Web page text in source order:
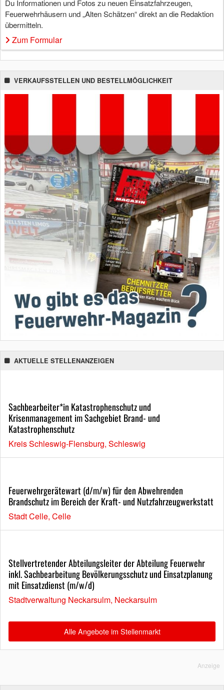
Du Informationen und Fotos zu neuen Einsatzfahrzeugen,
Feuerwehrhäusern und „Alten Schätzen“ direkt an die Redaktion
übermitteln.
Zum Formular
VERKAUFSSTELLEN UND BESTELLMÖGLICHKEIT
AKTUELLE STELLENANZEIGEN
Sachbearbeiter*in Katastrophenschutz und
Krisenmanagement im Sachgebiet Brand- und
Katastrophenschutz
Kreis Schleswig-Flensburg, Schleswig
Feuerwehrgerätewart (d/m/w) für den Abwehrenden
Brandschutz im Bereich der Kraft- und Nutzfahrzeugwerkstatt
Stadt Celle, Celle
Stellvertretender Abteilungsleiter der Abteilung Feuerwehr
inkl. Sachbearbeitung Bevölkerungsschutz und Einsatzplanung
mit Einsatzdienst (m/w/d)
Stadtverwaltung Neckarsulm, Neckarsulm
Alle Angebote im Stellenmarkt
Anzeige